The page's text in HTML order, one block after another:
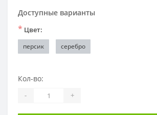
Доступные варианты
* Цвет:
персик серебро
Кол-во:
- +